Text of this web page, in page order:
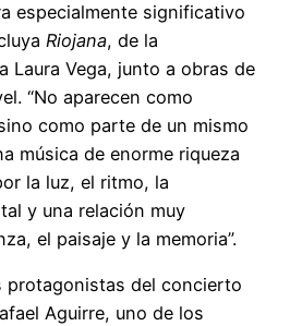
especialmente significativo
Riojana, de la
Laura Vega, junto a obras de
“No aparecen como
como parte de un mismo
música de enorme riqueza
la luz, el ritmo, la
y una relación muy
el paisaje y la memoria”.
protagonistas del concierto
Aguirre, uno de los